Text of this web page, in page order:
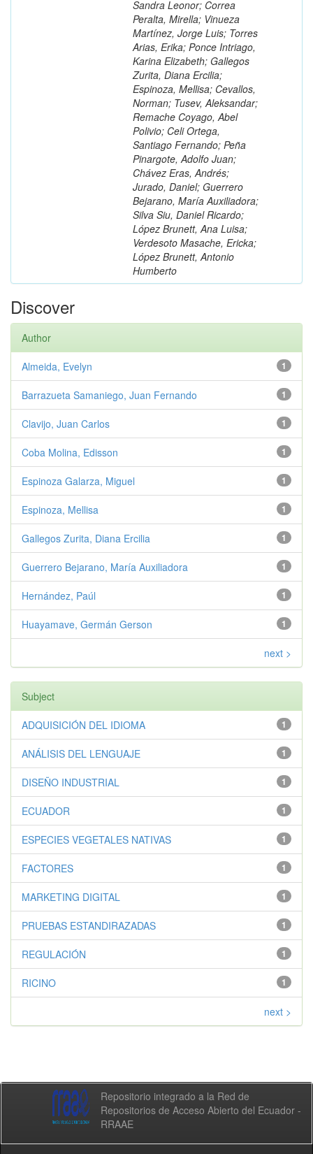
Sandra Leonor; Correa
Peralta, Mirella; Vinueza
Martínez, Jorge Luis; Torres
Arias, Erika; Ponce Intriago,
Karina Elizabeth; Gallegos
Zurita, Diana Ercilia;
Espinoza, Mellisa; Cevallos,
Norman; Tusev, Aleksandar;
Remache Coyago, Abel
Polivio; Celi Ortega,
Santiago Fernando; Peña
Pinargote, Adolfo Juan;
Chávez Eras, Andrés;
Jurado, Daniel; Guerrero
Bejarano, María Auxiliadora;
Silva Siu, Daniel Ricardo;
López Brunett, Ana Luisa;
Verdesoto Masache, Ericka;
López Brunett, Antonio
Humberto
Discover
Author
1
Almeida, Evelyn
1
Barrazueta Samaniego, Juan Fernando
1
Clavijo, Juan Carlos
1
Coba Molina, Edisson
1
Espinoza Galarza, Miguel
1
Espinoza, Mellisa
1
Gallegos Zurita, Diana Ercilia
1
Guerrero Bejarano, María Auxiliadora
1
Hernández, Paúl
1
Huayamave, Germán Gerson
next >
Subject
1
ADQUISICIÓN DEL IDIOMA
1
ANÁLISIS DEL LENGUAJE
1
DISEÑO INDUSTRIAL
1
ECUADOR
1
ESPECIES VEGETALES NATIVAS
1
FACTORES
1
MARKETING DIGITAL
1
PRUEBAS ESTANDIRAZADAS
1
REGULACIÓN
1
RICINO
next >
Repositorio integrado a la Red de
Repositorios de Acceso Abierto del Ecuador -
RRAAE